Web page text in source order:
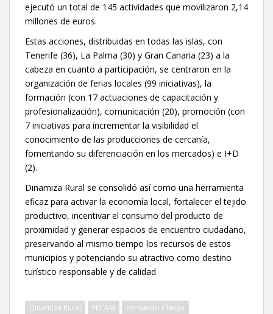
ejecutó un total de 145 actividades que movilizaron 2,14
millones de euros.
Estas acciones, distribuidas en todas las islas, con
Tenerife (36), La Palma (30) y Gran Canaria (23) a la
cabeza en cuanto a participación, se centraron en la
organización de ferias locales (99 iniciativas), la
formación (con 17 actuaciones de capacitación y
profesionalización), comunicación (20), promoción (con
7 iniciativas para incrementar la visibilidad el
conocimiento de las producciones de cercanía,
fomentando su diferenciación en los mercados) e I+D
(2).
Dinamiza Rural se consolidó así como una herramienta
eficaz para activar la economía local, fortalecer el tejido
productivo, incentivar el consumo del producto de
proximidad y generar espacios de encuentro ciudadano,
preservando al mismo tiempo los recursos de estos
municipios y potenciando su atractivo como destino
turístico responsable y de calidad.
Dinamiza Rural FECAM
Fernando Clavijo